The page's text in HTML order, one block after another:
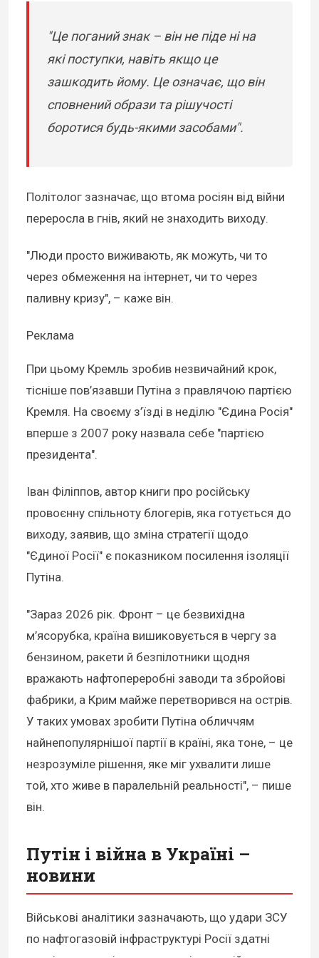
"Це поганий знак – він не піде ні на
які поступки, навіть якщо це
зашкодить йому. Це означає, що він
сповнений образи та рішучості
боротися будь-якими засобами".
Політолог зазначає, що втома росіян від війни
переросла в гнів, який не знаходить виходу.
"Люди просто виживають, як можуть, чи то
через обмеження на інтернет, чи то через
паливну кризу", – каже він.
Реклама
При цьому Кремль зробив незвичайний крок,
тісніше пов’язавши Путіна з правлячою партією
Кремля. На своєму з’їзді в неділю "Єдина Росія"
вперше з 2007 року назвала себе "партією
президента".
Іван Філіппов, автор книги про російську
провоєнну спільноту блогерів, яка готується до
виходу, заявив, що зміна стратегії щодо
"Єдиної Росії" є показником посилення ізоляції
Путіна.
"Зараз 2026 рік. Фронт – це безвихідна
м’ясорубка, країна вишиковується в чергу за
бензином, ракети й безпілотники щодня
вражають нафтопереробні заводи та збройові
фабрики, а Крим майже перетворився на острів.
У таких умовах зробити Путіна обличчям
найнепопулярнішої партії в країні, яка тоне, – це
незрозуміле рішення, яке міг ухвалити лише
той, хто живе в паралельній реальності", – пише
він.
Путін і війна в Україні –
новини
Військові аналітики зазначають, що удари ЗСУ
по нафтогазовій інфраструктурі Росії здатні